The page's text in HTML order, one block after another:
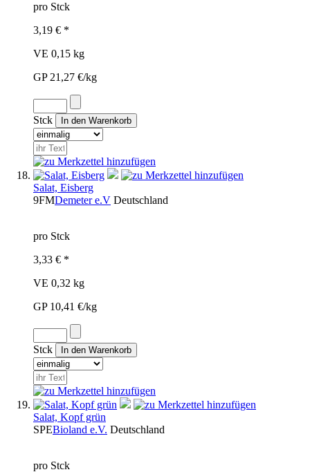
pro Stck
3,19 € *
VE 0,15 kg
GP 21,27 €/kg
Stck
Salat, Eisberg
9FMDemeter e.V Deutschland
pro Stck
3,33 € *
VE 0,32 kg
GP 10,41 €/kg
Stck
Salat, Kopf grün
SPEBioland e.V. Deutschland
pro Stck